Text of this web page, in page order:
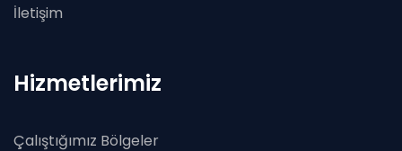
İletişim
Hizmetlerimiz
Çalıştığımız Bölgeler